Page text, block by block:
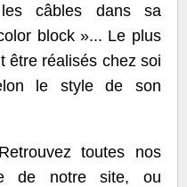
câbles dans sa
block »... Le plus
être réalisés chez soi
le style de son
toutes nos
de notre site, ou